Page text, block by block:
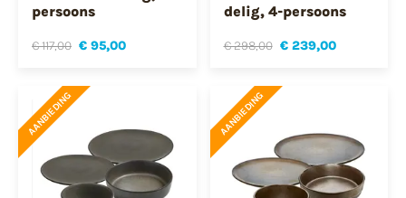
persoons
€ 117,00 € 95,00
delig, 4-persoons
€ 298,00 € 239,00
AANBIEDING AANBIEDING